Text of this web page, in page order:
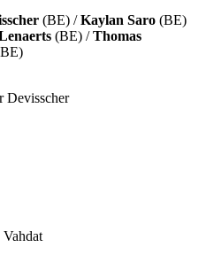
(BE) /Kaylan Saro (BE)
(BE) /Thomas
Devisscher